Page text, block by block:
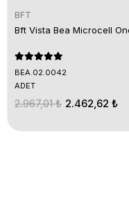
BFT
Bft Vista Bea Microcell
BEA.02.0042
ADET
2.462,62 ₺
2.967,01 ₺